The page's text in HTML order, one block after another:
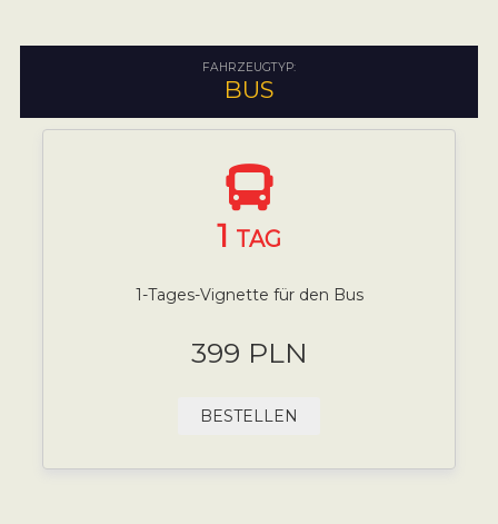
FAHRZEUGTYP:
BUS
1 TAG
1-Tages-Vignette für den Bus
399 PLN
BESTELLEN